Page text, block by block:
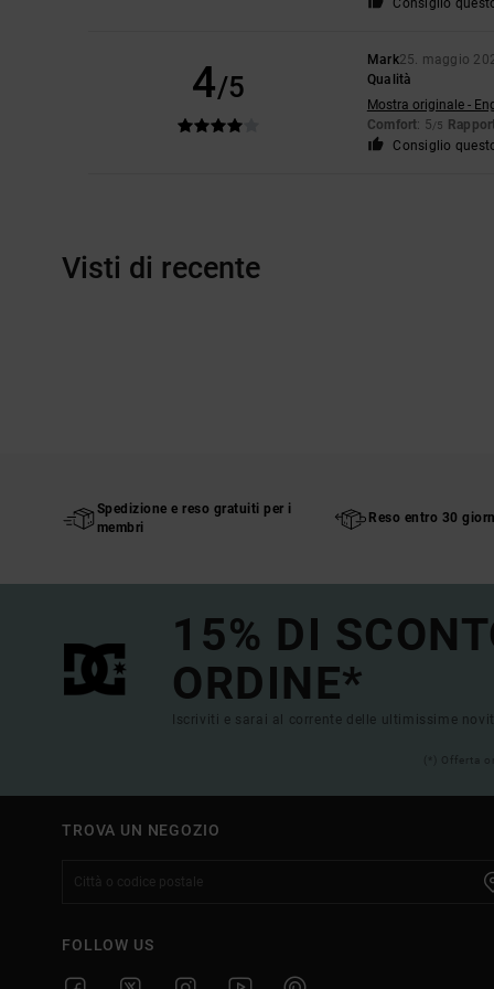
Consiglio
4/5
Mark25. maggio
Qualità
Mostra originale -
Comfort: 5/5
Consiglio
Visti di recente
Spedizione e reso gratuiti per i
membri
Reso entro 30
15% DI
ORDINE*
Iscriviti e sarai al corrente delle ultimissime
(*) Offerta
TROVA UN NEGOZIO
FOLLOW US